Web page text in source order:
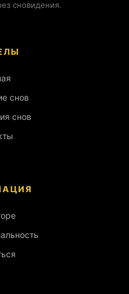
сновидения.
снов
снов